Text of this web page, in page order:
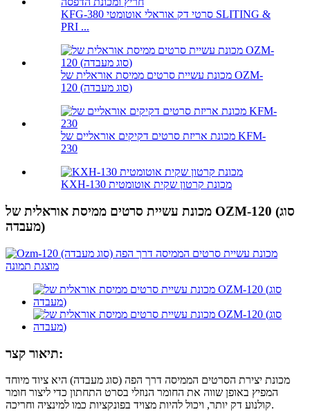
KFG-380 סרטי דק אוראלי אוטומטי SLITING &
PRI ...
מכונת עשיית סרטים ממיסת אוראלית של OZM-
120 (סוג מעבדה)
מכונת אריזת סרטים דקיקים אוראליים של KFM-
230
KXH-130 מכונת קרטון שקית אוטומטית
מכונת עשיית סרטים ממיסת אוראלית של OZM-120 (סוג
מעבדה)
תיאור קצר:
מכונת יצירת הסרטים הממיסה דרך הפה (סוג מעבדה) היא ציוד מיוחד
המפיץ באופן שווה את החומר הנוזלי בסרט התחתון כדי ליצור חומר
קולנוע דק יותר, ויכול להיות מצויד בפונקציות כמו למינציה וחריכה.